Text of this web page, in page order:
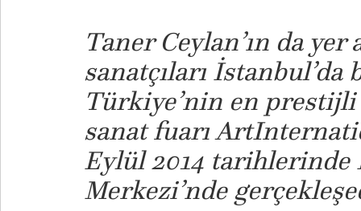
Taner Ceylan’ın da yer
sanatçıları
Türkiye’nin en prestijli
sanat fuarı
Eylül 2014 tarihlerinde
Merkezi’nde